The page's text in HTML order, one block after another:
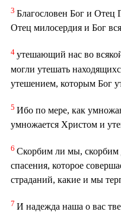
3 Благословен Бог и Отец
Отец милосердия и Бог
4 утешающий нас во
могли утешать
утешением, которым Бог
5 Ибо по мере, как
умножается Христом и
6 Скорбим ли мы, скорбим
спасения, которое
страданий, какие и мы
7 И надежда наша о вас